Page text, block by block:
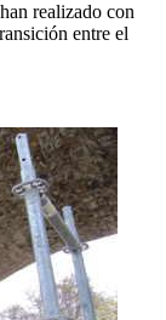
realizado con
entre el